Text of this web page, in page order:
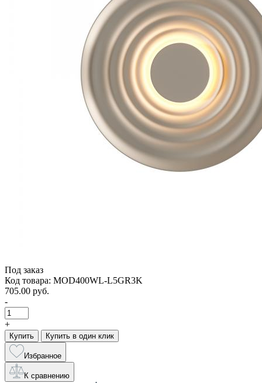
Под заказ
Код товара: MOD400WL-L5GR3K
705.00 руб.
-
+
Купить Купить в один клик
Избранное
К сравнению